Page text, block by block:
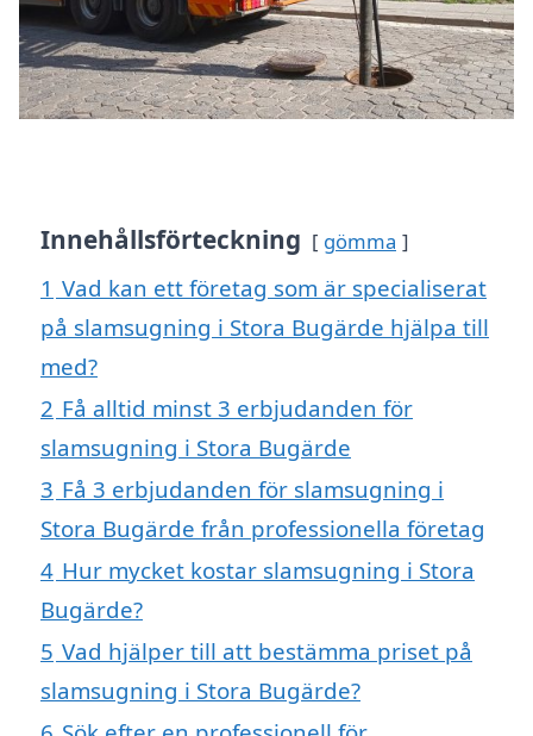
Innehållsförteckning gömma
1 Vad kan ett företag som är specialiserat
på slamsugning i Stora Bugärde hjälpa till
med?
2 Få alltid minst 3 erbjudanden för
slamsugning i Stora Bugärde
3 Få 3 erbjudanden för slamsugning i
Stora Bugärde från professionella företag
4 Hur mycket kostar slamsugning i Stora
Bugärde?
5 Vad hjälper till att bestämma priset på
slamsugning i Stora Bugärde?